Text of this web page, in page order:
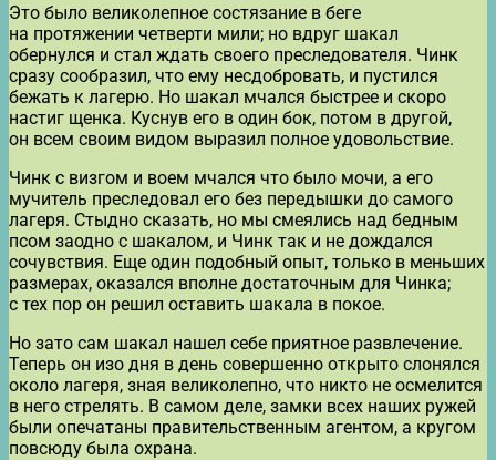
Это было великолепное состязание в беге
на протяжении четверти мили; но вдруг шакал
обернулся и стал ждать своего преследователя. Чинк
сразу сообразил, что ему несдобровать, и пустился
бежать к лагерю. Но шакал мчался быстрее и скоро
настиг щенка. Куснув его в один бок, потом в другой,
он всем своим видом выразил полное удовольствие.
Чинк с визгом и воем мчался что было мочи, а его
мучитель преследовал его без передышки до самого
лагеря. Стыдно сказать, но мы смеялись над бедным
псом заодно с шакалом, и Чинк так и не дождался
сочувствия. Еще один подобный опыт, только в меньших
размерах, оказался вполне достаточным для Чинка;
с тех пор он решил оставить шакала в покое.
Но зато сам шакал нашел себе приятное развлечение.
Теперь он изо дня в день совершенно открыто слонялся
около лагеря, зная великолепно, что никто не осмелится
в него стрелять. В самом деле, замки всех наших ружей
были опечатаны правительственным агентом, а кругом
повсюду была охрана.